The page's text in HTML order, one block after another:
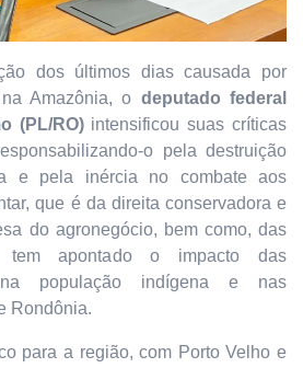
dos últimos dias causada por
Amazônia, o deputado federal
(PL/RO)intensificou suas críticas
o pela destruição
e pela inércia no combate aos
que é da direita conservadora e
do agronegócio, bem como, das
tem apontado o impacto das
população indígena e nas
Rondônia.
para a região, com Porto Velho e